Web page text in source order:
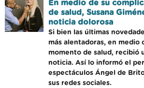
En medio de su
de salud, Susana
noticia dolorosa
Si bien las últimas
más alentadoras, en medio
momento de salud, recibió
noticia. Así lo informó el
espectáculos Ángel de
sus redes sociales.